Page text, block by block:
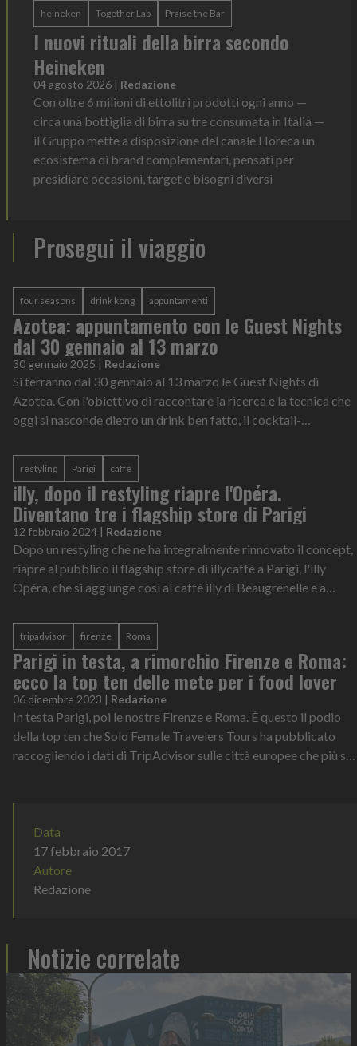
heineken Together Lab Praise the Bar
I nuovi rituali della birra secondo
Heineken
04 agosto 2026 | Redazione
Con oltre 6 milioni di ettolitri prodotti ogni anno —
circa una bottiglia di birra su tre consumata in Italia —
il Gruppo mette a disposizione del canale Horeca un
ecosistema di brand complementari, pensati per
presidiare occasioni, target e bisogni diversi
Prosegui il viaggio
four seasons drink kong appuntamenti
Azotea: appuntamento con le Guest Nights
dal 30 gennaio al 13 marzo
30 gennaio 2025 | Redazione
Si terranno dal 30 gennaio al 13 marzo le Guest Nights di
Azotea. Con l'obiettivo di raccontare la ricerca e la tecnica che
oggi si nasconde dietro un drink ben fatto, il cocktail-
restyling Parigi caffè
illy, dopo il restyling riapre l'Opéra.
Diventano tre i flagship store di Parigi
12 febbraio 2024 | Redazione
Dopo un restyling che ne ha integralmente rinnovato il concept,
riapre al pubblico il flagship store di illycaffè a Parigi, l'illy
Opéra, che si aggiunge così al caffè illy di Beaugrenelle e a
tripadvisor firenze Roma
Parigi in testa, a rimorchio Firenze e Roma:
ecco la top ten delle mete per i food lover
06 dicembre 2023 | Redazione
In testa Parigi, poi le nostre Firenze e Roma. È questo il podio
della top ten che Solo Female Travelers Tours ha pubblicato
raccogliendo i dati di TripAdvisor sulle città europee che più si
Data
17 febbraio 2017
Autore
Redazione
Notizie correlate